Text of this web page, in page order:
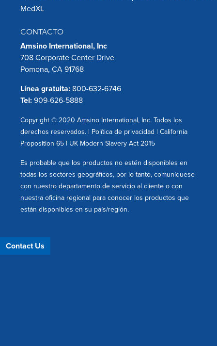
MedXL
CONTACTO
Amsino International, Inc
708 Corporate Center Drive
Pomona, CA 91768
Línea gratuita: 800-632-6746
Tel: 909-626-5888
Copyright © 2020 Amsino International, Inc. Todos los
derechos reservados. | Política de privacidad | California
Proposition 65 | UK Modern Slavery Act 2015
Es probable que los productos no estén disponibles en
todas los sectores geográficos, por lo tanto, comuníquese
con nuestro departamento de servicio al cliente o con
nuestra oficina regional para conocer los productos que
están disponibles en su país/región.
Contact Us